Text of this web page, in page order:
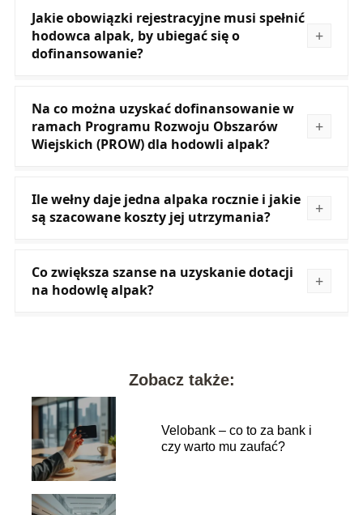
Jakie obowiązki rejestracyjne musi spełnić
hodowca alpak, by ubiegać się o
dofinansowanie?
Na co można uzyskać dofinansowanie w
ramach Programu Rozwoju Obszarów
Wiejskich (PROW) dla hodowli alpak?
Ile wełny daje jedna alpaka rocznie i jakie
są szacowane koszty jej utrzymania?
Co zwiększa szanse na uzyskanie dotacji
na hodowlę alpak?
Zobacz także:
Velobank – co to za bank i
czy warto mu zaufać?